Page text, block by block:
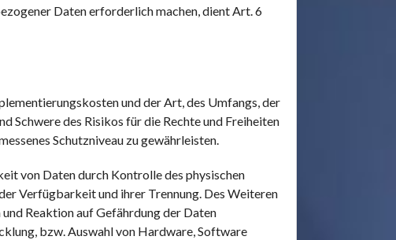
Daten erforderlich machen, dient Art. 6
und der Art, des Umfangs, der
Schwere des Risikos für die Rechte und Freiheiten
Schutzniveau zu gewährleisten.
von Daten durch Kontrolle des physischen
Verfügbarkeit und ihrer Trennung. Des Weiteren
Reaktion auf Gefährdung der Daten
bzw. Auswahl von Hardware, Software